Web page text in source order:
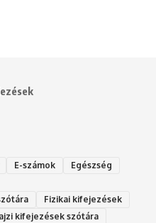
E-számok
Egészség
Fizikai kifejezések
kifejezések szótára